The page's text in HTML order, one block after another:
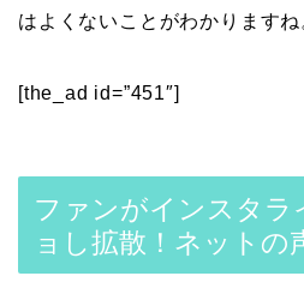
はよくないことがわかりますね
[the_ad id=”451″]
ファンがインスタラ
ョし拡散！ネットの